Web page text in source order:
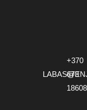
+370
673
18608